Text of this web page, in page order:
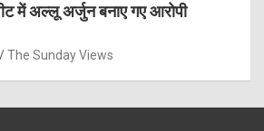
में अल्लू अर्जुन बनाए गए आरोपी
The Sunday Views